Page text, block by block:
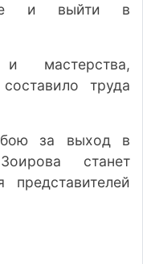
и выйти в
мастерства,
труда
бою за выход в
станет
представителей